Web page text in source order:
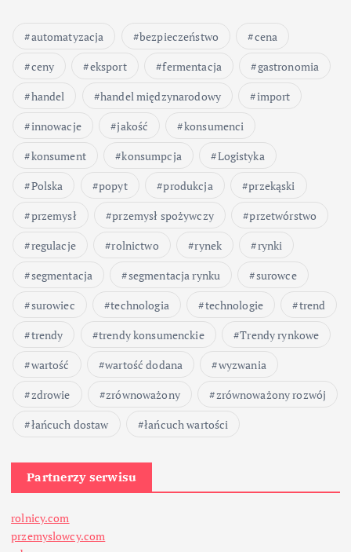
w
a
n
i
e
w
p
i
s
ó
w
automatyzacja bezpieczeństwo
cena
ceny
eksport fermentacja
gastronomia
handel
handel międzynarodowy
import
innowacje
jakość
konsumenci
konsument
konsumpcja
Logistyka
Polska
popyt produkcja
przekąski
przemysł
przemysł spożywczy
przetwórstwo
regulacje
rolnictwo rynek
rynki
segmentacja
segmentacja rynku
surowce
surowiec
technologia technologie
trend
trendy
trendy konsumenckie
Trendy rynkowe
wartość
wartość dodana
wyzwania
zdrowie
zrównoważony
zrównoważony rozwój
łańcuch dostaw
łańcuch wartości
Partnerzy serwisu
rolnicy.com
przemyslowcy.com